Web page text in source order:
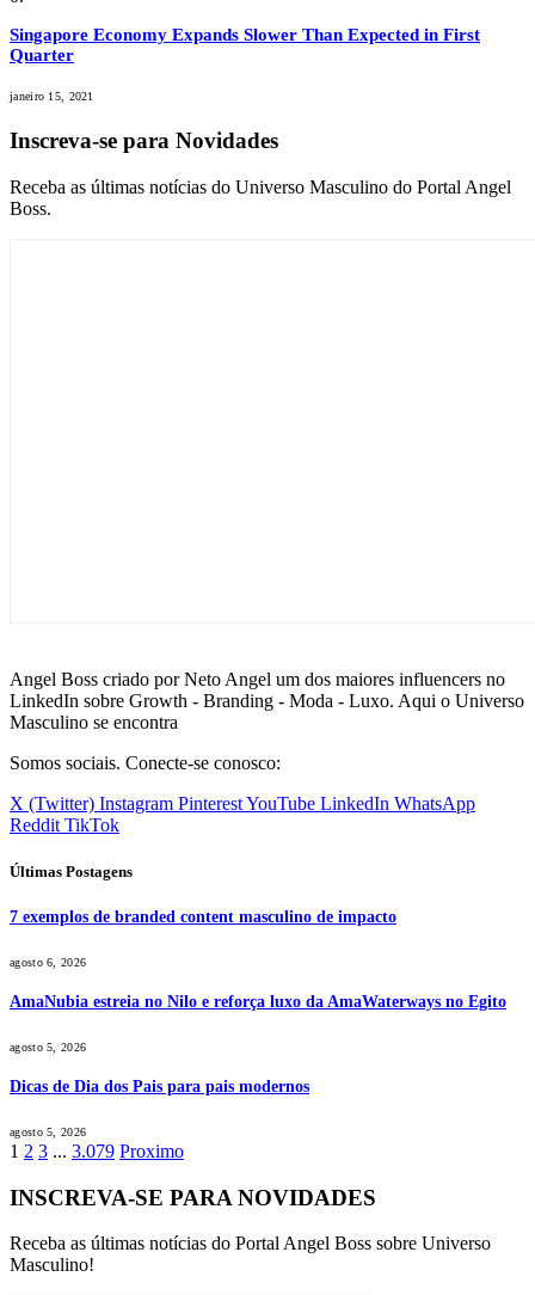
Singapore Economy Expands Slower Than Expected in First
Quarter
janeiro 15, 2021
Inscreva-se para Novidades
Receba as últimas notícias do Universo Masculino do Portal Angel
Boss.
Angel Boss criado por Neto Angel um dos maiores influencers no
LinkedIn sobre Growth - Branding - Moda - Luxo. Aqui o Universo
Masculino se encontra
Somos sociais. Conecte-se conosco:
X (Twitter) Instagram PinterestYouTube LinkedIn WhatsApp
Reddit TikTok
Últimas Postagens
7 exemplos de branded content masculino de impacto
agosto 6, 2026
AmaNubia estreia no Nilo e reforça luxo da AmaWaterways no Egito
agosto 5, 2026
Dicas de Dia dos Pais para pais modernos
agosto 5, 2026
1 2 3 ... 3.079 Proximo
INSCREVA-SE PARA NOVIDADES
Receba as últimas notícias do Portal Angel Boss sobre Universo
Masculino!